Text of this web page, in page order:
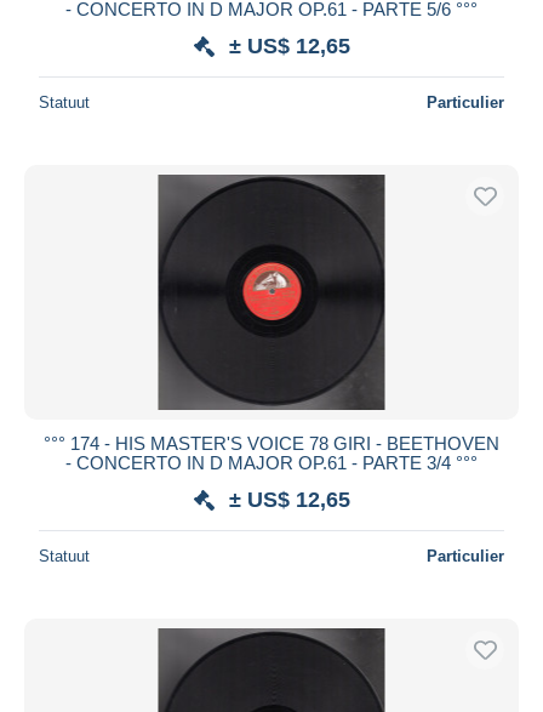
- CONCERTO IN D MAJOR OP.61 - PARTE 5/6 °°°
± US$ 12,65
Statuut Particulier
°°° 174 - HIS MASTER'S VOICE 78 GIRI - BEETHOVEN
- CONCERTO IN D MAJOR OP.61 - PARTE 3/4 °°°
± US$ 12,65
Statuut Particulier